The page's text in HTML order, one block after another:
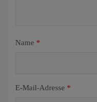
Name *
E-Mail-Adresse *